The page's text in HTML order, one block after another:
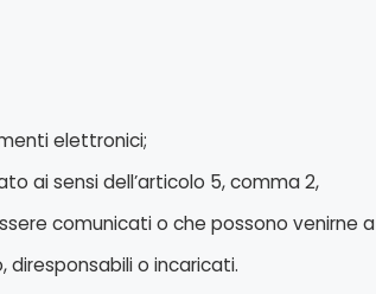
elettronici;
ai sensi dell’articolo 5, comma 2,
comunicati o che possono venirne a
o incaricati.